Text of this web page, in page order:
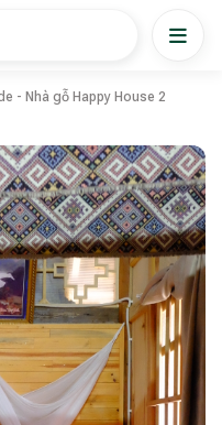
- Nhà gỗ Happy House 2